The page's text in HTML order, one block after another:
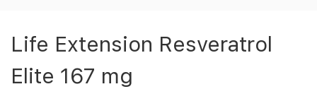
Life Extension Resveratrol
Elite 167 mg